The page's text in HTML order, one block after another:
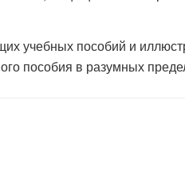
учебных пособий и
пособия в разумных